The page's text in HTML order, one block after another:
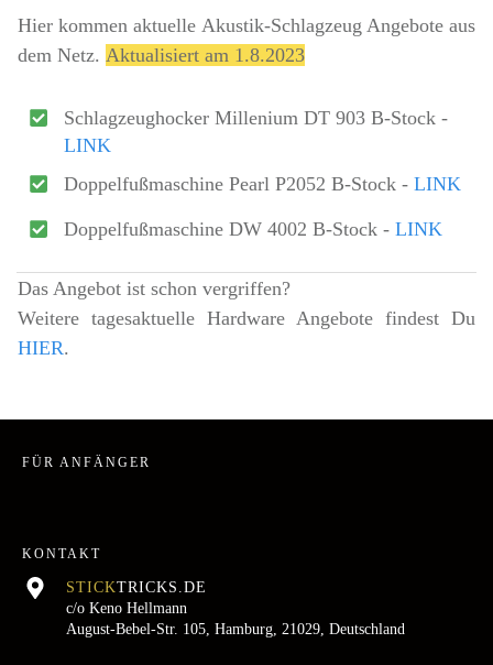
Hier kommen aktuelle Akustik-Schlagzeug Angebote aus
dem Netz. Aktualisiert am 1.8.2023
Schlagzeughocker Millenium DT 903 B-Stock -
LINK
Doppelfußmaschine Pearl P2052 B-Stock - LINK
Doppelfußmaschine DW 4002 B-Stock - LINK
Das Angebot ist schon vergriffen?
Weitere tagesaktuelle Hardware Angebote findest Du
HIER.
FÜR ANFÄNGER
KONTAKT
STICKTRICKS.DE
c/o Keno Hellmann
August-Bebel-Str. 105, Hamburg, 21029, Deutschland